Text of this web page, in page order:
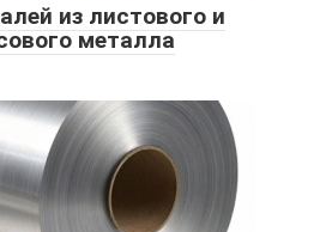
из листового и
металла